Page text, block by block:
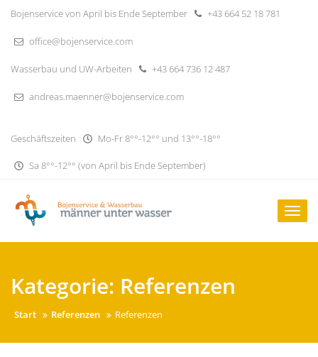
Bojenservice von April bis Ende September +43 664 52 18 781
office@bojenservice.com
Wasserbau und UW-Arbeiten +43 664 736 12 487
andreas.maenner@bojenservice.com
Geschäftszeiten Mo-Fr 8°°-12°° und 13°°-18°°
Sa 8°°-12°° (von April bis Ende September)
Kategorie: Referenzen
Start Referenzen Referenzen